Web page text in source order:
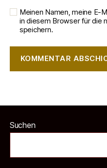
Meinen Namen, meine E-
in diesem Browser für die
speichern.
Suchen